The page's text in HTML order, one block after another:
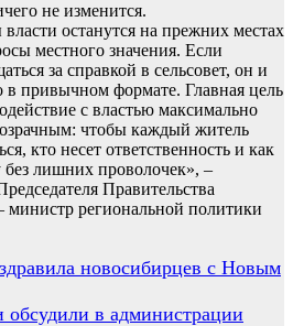
не изменится.
останутся на прежних местах
местного значения. Если
за справкой в сельсовет, он и
в привычном формате. Главная цель
с властью максимально
чтобы каждый житель
кто несет ответственность и как
лишних проволочек», –
Правительства
министр региональной политики
новосибирцев с Новым
обсудили в администрации